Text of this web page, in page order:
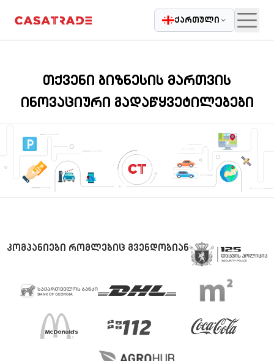
კარიერა ბლოგი
ქართული
თქვენი ბიზნესის მართვის
ინოვაციური გადაწყვეტილებები
კომპანიები რომლებიც გვენდობიან